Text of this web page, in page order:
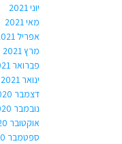
יוני 2021
מאי 2021
אפריל 2021
מרץ 2021
פברואר 2021
ינואר 2021
דצמבר 2020
נובמבר 2020
אוקטובר 2020
ספטמבר 2020